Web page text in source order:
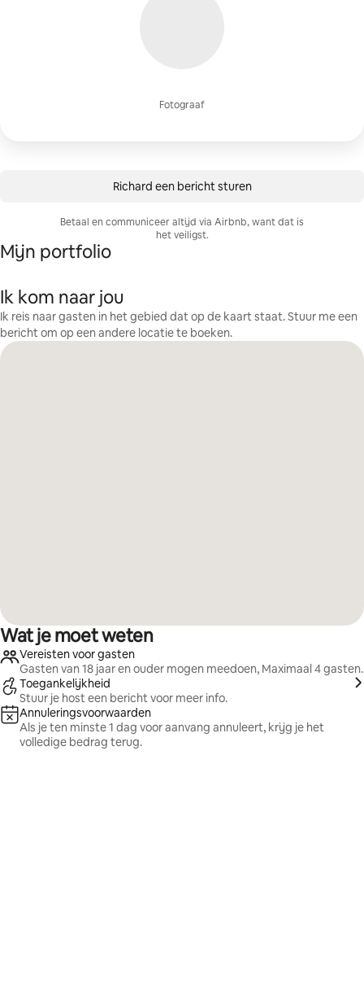
Fotograaf
Richard een bericht sturen
Betaal en communiceer altijd via Airbnb, want dat is
het veiligst.
Mijn portfolio
Ik kom naar jou
Ik reis naar gasten in het gebied dat op de kaart staat. Stuur me een
bericht om op een andere locatie te boeken.
Wat je moet weten
Vereisten voor gasten
Gasten van 18 jaar en ouder mogen meedoen, Maximaal 4 gasten.
Toegankelijkheid
Stuur je host een bericht voor meer info.
Annuleringsvoorwaarden
Als je ten minste 1 dag voor aanvang annuleert, krijg je het
volledige bedrag terug.